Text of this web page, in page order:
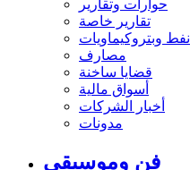
حوارات وتقارير
تقارير خاصة
نفط وبتروكيماويات
مصارف
قضايا ساخنة
أسواق مالية
أخبار الشركات
مدونات
فن وموسيقى